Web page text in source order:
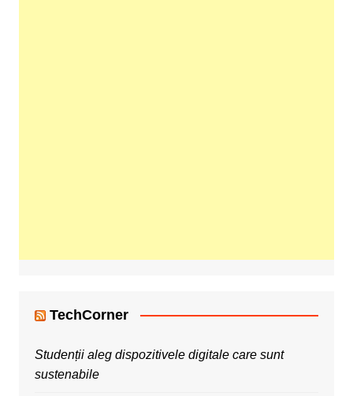
TechCorner
Studenții aleg dispozitivele digitale care sunt
sustenabile